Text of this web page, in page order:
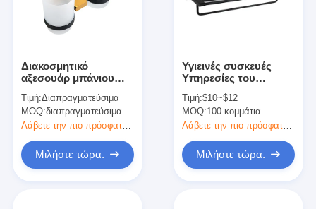
Διακοσμητικό
αξεσουάρ μπάνιου
Χρυσής πλάκας και
χρώματος
Τιμή:Διαπραγματεύσιμα
MOQ:διαπραγματεύσιμα
Λάβετε την πιο πρόσφατη τιμή
Μιλήστε τώρα.
Υγιεινές συσκευές
Υπηρεσίες του
πετσέτες Κρεβάτι
πετσέτες επιφάνειας
τοίχου Χαλκός
Τιμή:$10~$12
MOQ:100 κομμάτια
Μιλήστε τώρα.